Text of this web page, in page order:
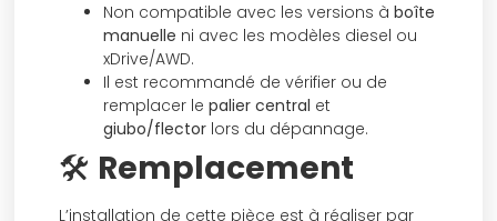
Non compatible avec les versions àboîte
manuelle ni avec les modèles diesel ou
xDrive/AWD.
Il est recommandé de vérifier ou de
remplacer lepalier central et
giubo/flector lors du dépannage.
🛠️ Remplacement
L’installation de cette pièce est à réaliser par